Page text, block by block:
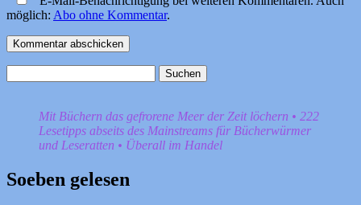
möglich: Abo ohne Kommentar.
nach:
Mit Büchern das gefrorene Meer der Zeit löchern • 222
Lesetipps abseits des Mainstreams für Bücherwürmer
und Leseratten • Überall im Handel
Soeben gelesen